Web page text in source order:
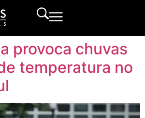
provoca chuvas
temperatura no